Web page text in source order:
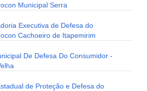
Municipal Serra
Executiva de Defesa do
Cachoeiro de Itapemirim
De Defesa Do Consumidor -
de Proteção e Defesa do